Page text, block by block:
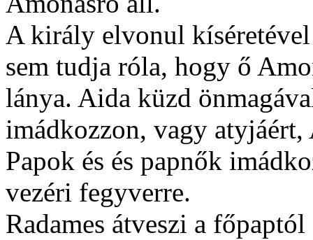
A király elvonul
sem tudja róla, hogy ő
lánya. Aida küzd
imádkozzon, vagy atyjáért,
Papok és és papnők
vezéri fegyverre.
Radames átveszi a